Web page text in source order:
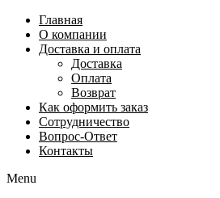
Перейти
содержимому
Главная
О компании
Доставка и оплата
Доставка
Оплата
Возврат
Как оформить заказ
Сотрудничество
Вопрос-Ответ
Контакты
Menu